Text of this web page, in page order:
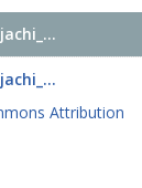
Attribution